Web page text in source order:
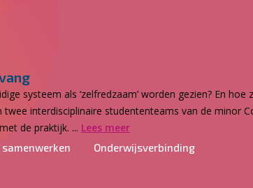
systeem als ‘zelfredzaam’ worden gezien? En hoe
interdisciplinaire studententeams van de minor
de praktijk. ... Lees meer
Onderwijsverbinding